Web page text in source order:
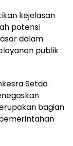
kejelasan
potensi
dalam
publik
Setda
bagian